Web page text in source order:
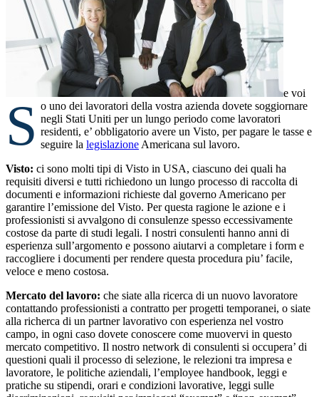
S
e voi
o uno dei lavoratori della vostra azienda dovete soggiornare
negli Stati Uniti per un lungo periodo come lavoratori
residenti, e’ obbligatorio avere un Visto, per pagare le tasse e
seguire la legislazione Americana sul lavoro.
Visto: ci sono molti tipi di Visto in USA, ciascuno dei quali ha
requisiti diversi e tutti richiedono un lungo processo di raccolta di
documenti e informazioni richieste dal governo Americano per
garantire l’emissione del Visto. Per questa ragione le azione e i
professionisti si avvalgono di consulenze spesso eccessivamente
costose da parte di studi legali. I nostri consulenti hanno anni di
esperienza sull’argomento e possono aiutarvi a completare i form e
raccogliere i documenti per rendere questa procedura piu’ facile,
veloce e meno costosa.
Mercato del lavoro: che siate alla ricerca di un nuovo lavoratore
contattando professionisti a contratto per progetti temporanei, o siate
alla richerca di un partner lavorativo con esperienza nel vostro
campo, in ogni caso dovete conoscere come muovervi in questo
mercato competitivo. Il nostro network di consulenti si occupera’ di
questioni quali il processo di selezione, le relezioni tra impresa e
lavoratore, le politiche aziendali, l’employee handbook, leggi e
pratiche su stipendi, orari e condizioni lavorative, leggi sulle